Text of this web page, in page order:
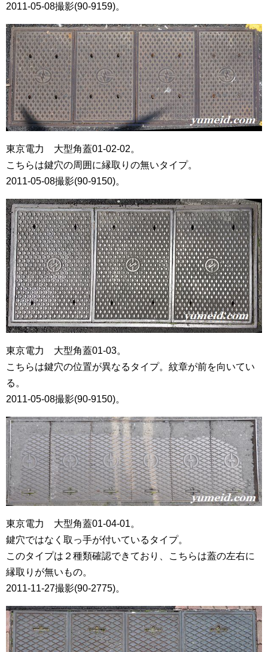
2011-05-08撮影(90-9159)。
東京電力 大型角蓋01-02-02。
こちらは鍵穴の周囲に縁取りの無いタイプ。
2011-05-08撮影(90-9150)。
東京電力 大型角蓋01-03。
こちらは鍵穴の位置が異なるタイプ。紋章が前を向いてい
る。
2011-05-08撮影(90-9150)。
東京電力 大型角蓋01-04-01。
鍵穴ではなく取っ手が付いているタイプ。
このタイプは２種類確認できており、こちらは蓋の左右に
縁取りが無いもの。
2011-11-27撮影(90-2775)。